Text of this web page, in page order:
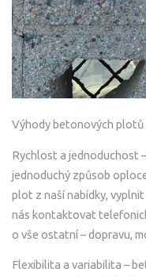
Výhody betonových plotů
Rychlost a jednoduchost
jednoduchý způsob
plot z naší nabídky,
nás kontaktovat
o vše ostatní – dopravu,
Flexibilita a variabilita –